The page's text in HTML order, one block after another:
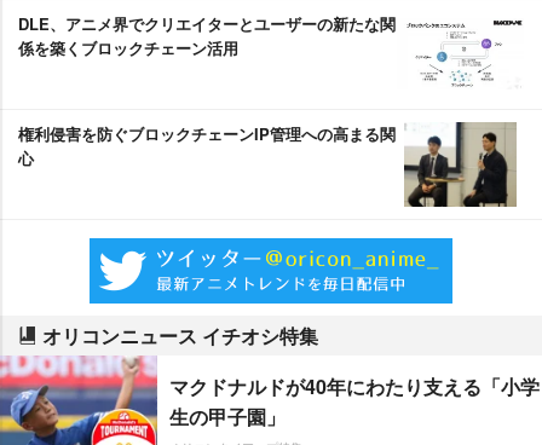
DLE、アニメ界でクリエイターとユーザーの新たな関
係を築くブロックチェーン活用
権利侵害を防ぐブロックチェーンIP管理への高まる関
心
オリコンニュース イチオシ特集
マクドナルドが40年にわたり支える「小学
生の甲子園」